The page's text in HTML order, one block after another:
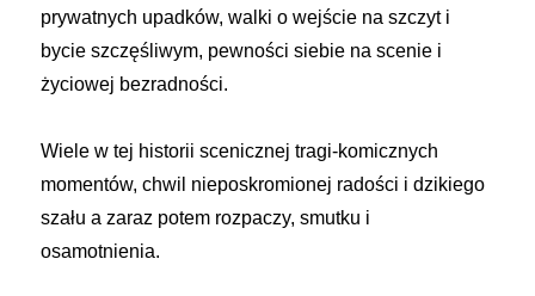
prywatnych upadków, walki o wejście na szczyt i
bycie szczęśliwym, pewności siebie na scenie i
życiowej bezradności.
Wiele w tej historii scenicznej tragi-komicznych
momentów, chwil nieposkromionej radości i dzikiego
szału a zaraz potem rozpaczy, smutku i
osamotnienia.